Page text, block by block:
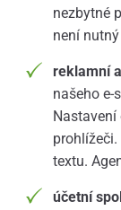
nezbytné
není
reklamní
našeho e-
Nastavení
textu.
účetní